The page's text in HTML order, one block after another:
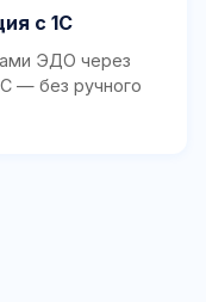
с 1С
ЭДО через
— без ручного